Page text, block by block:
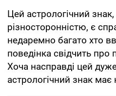
Цей астрологічний
різносторонністю, є
недаремно багато хто
поведінка свідчить про
Хоча насправді цей
астрологічний знак має